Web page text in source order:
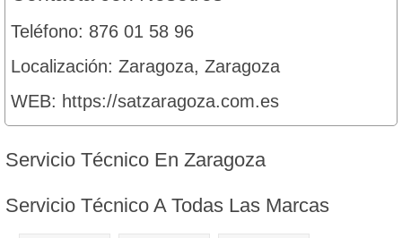
Teléfono: 876 01 58 96
Localización: Zaragoza, Zaragoza
WEB: https://satzaragoza.com.es
Servicio Técnico En Zaragoza
Servicio Técnico A Todas Las Marcas